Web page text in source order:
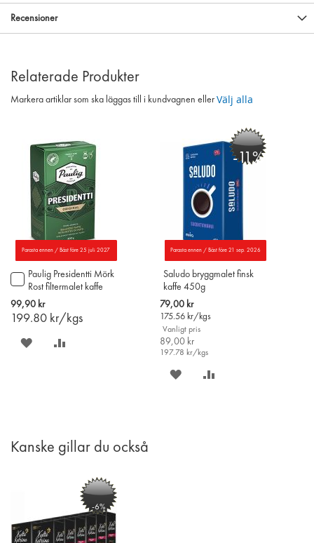
Recensioner
Relaterade Produkter
Markera artiklar som ska läggas till i kundvagnen eller Välj alla
Parasta ennen / Bäst före 25 juli 2027
Paulig Presidentti Mörk
Rost filtermalet kaffe
500g
99,90 kr
199.80 kr/kgs
Lägg
till
i
varukorgen
SPARA
Parasta ennen / Bäst före 21 sep. 2026
-11%
Saludo bryggmalet finsk
kaffe 450g
Special
Price
79,00 kr
175.56 kr/kgs
Vanligt pris
89,00 kr
197.78 kr/kgs
SPARA
Kanske gillar du också
-6%